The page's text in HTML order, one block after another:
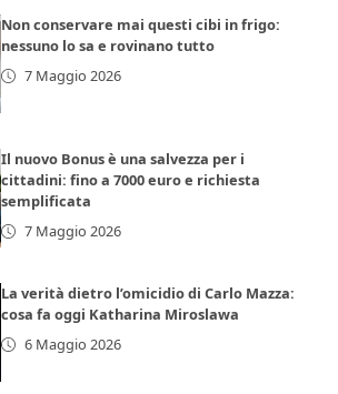
Non conservare mai questi cibi in frigo:
nessuno lo sa e rovinano tutto
7 Maggio 2026
Il nuovo Bonus è una salvezza per i
cittadini: fino a 7000 euro e richiesta
semplificata
7 Maggio 2026
La verità dietro l’omicidio di Carlo Mazza:
cosa fa oggi Katharina Miroslawa
6 Maggio 2026